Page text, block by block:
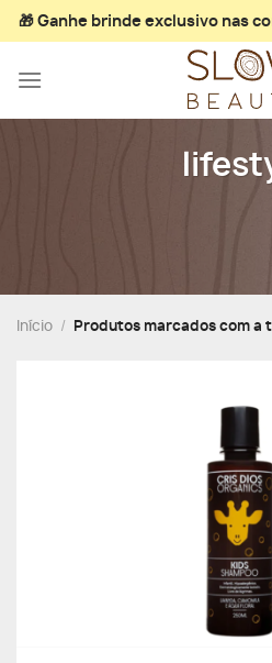
Skip
to
🎁 Ganhe brinde exclusivonas
Início / Produtos marcados com a